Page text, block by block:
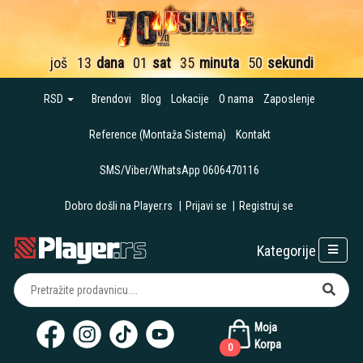
još 13 dana 01 sat 35 minuta 49 sekundi
RSD Brendovi Blog Lokacije O nama Zaposlenje
Reference (Montaža Sistema) Kontakt
SMS/Viber/WhatsApp 0606470116
Dobro došli na Player.rs Prijavi se Registruj se
Moja
Korpa
0
Kategorije